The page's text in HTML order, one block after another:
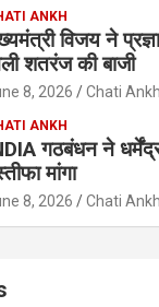
ANKH
विजय ने
शतरंज की बाजी
8, 2026 Chati Ankh
ANKH
गठबंधन ने
मांगा
8, 2026 Chati Ankh